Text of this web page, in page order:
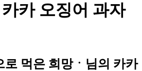
카 오징어 과자
로 먹은 희망ㆍ님의 카카